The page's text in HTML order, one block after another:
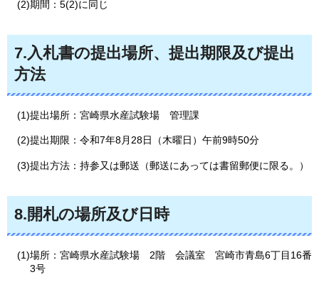
(2)期間：5(2)に同じ
7.入札書の提出場所、提出期限及び提出
方法
(1)提出場所：宮崎県水産試験場 管理課
(2)提出期限：令和7年8月28日（木曜日）午前9時50分
(3)提出方法：持参又は郵送（郵送にあっては書留郵便に限る。）
8.開札の場所及び日時
(1)場所：宮崎県水産試験場 2階 会議室 宮崎市青島6丁目16番
3号